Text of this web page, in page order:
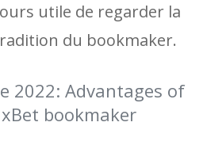
utile de regarder la
du bookmaker.
2022: Advantages of
bookmaker